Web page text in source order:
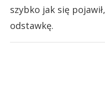
szybko jak się
odstawkę.